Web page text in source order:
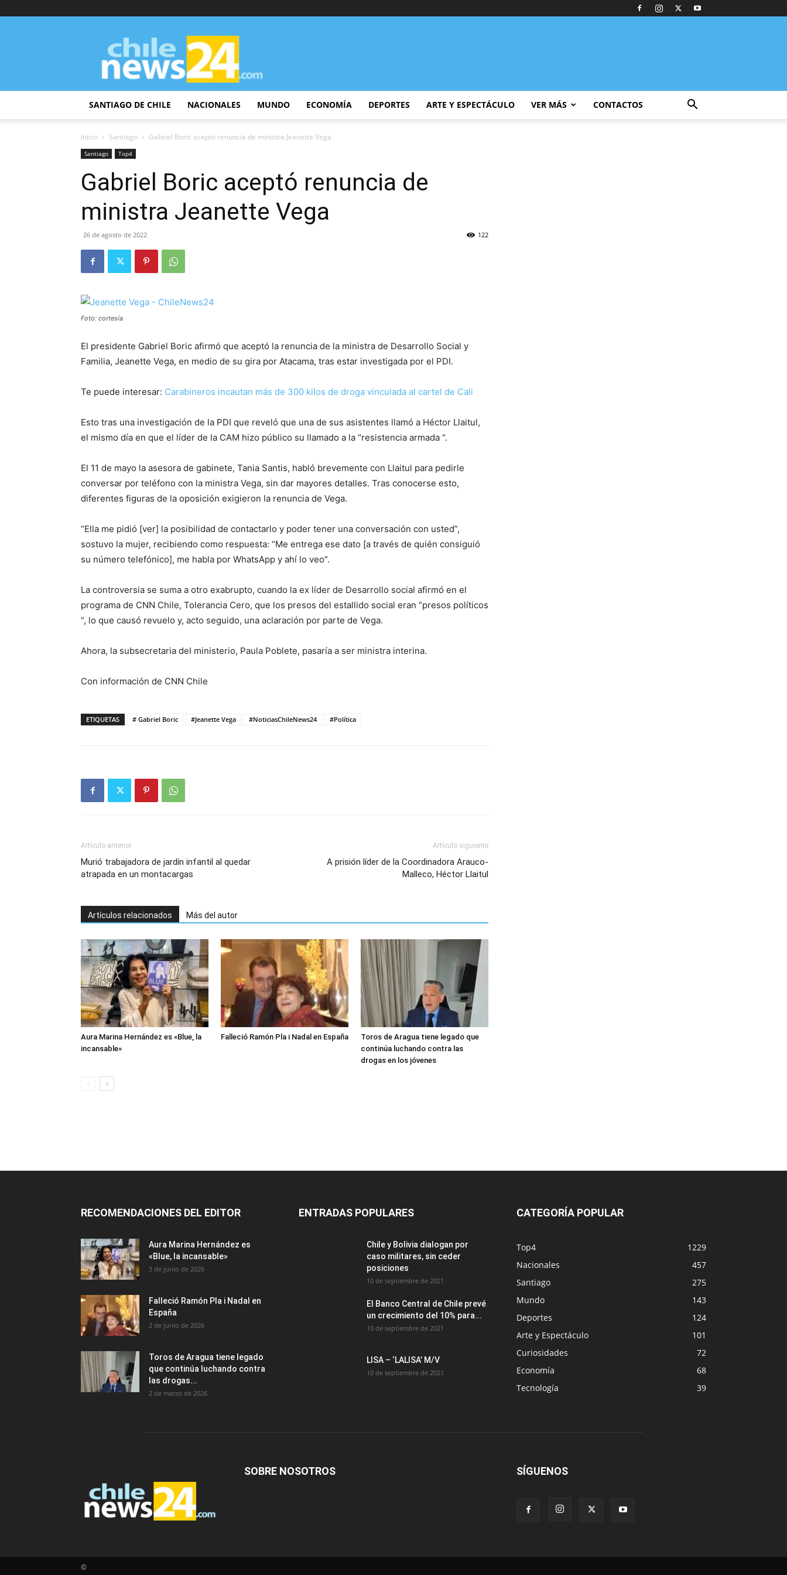
ChileNews24
SANTIAGO DE CHILE NACIONALES MUNDO ECONOMÍA DEPORTES ARTE Y ESPECTÁCULO VER MÁS CONTACTOS
Inicio Santiago Gabriel Boric aceptó renuncia de ministra Jeanette Vega
Santiago Top4
Gabriel Boric aceptó renuncia de
ministra Jeanette Vega
26 de agosto de 2022 122
Foto: cortesía
El presidente Gabriel Boric afirmó que aceptó la renuncia de la ministra de Desarrollo Social y
Familia, Jeanette Vega, en medio de su gira por Atacama, tras estar investigada por el PDI.
Te puede interesar: Carabineros incautan más de 300 kilos de droga vinculada al cartel de Cali
Esto tras una investigación de la PDI que reveló que una de sus asistentes llamó a Héctor Llaitul,
el mismo día en que el líder de la CAM hizo público su llamado a la “resistencia armada “.
El 11 de mayo la asesora de gabinete, Tania Santis, habló brevemente con Llaitul para pedirle
conversar por teléfono con la ministra Vega, sin dar mayores detalles. Tras conocerse esto,
diferentes figuras de la oposición exigieron la renuncia de Vega.
“Ella me pidió [ver] la posibilidad de contactarlo y poder tener una conversación con usted”,
sostuvo la mujer, recibiendo como respuesta: “Me entrega ese dato [a través de quién consiguió
su número telefónico], me habla por WhatsApp y ahí lo veo”.
La controversia se suma a otro exabrupto, cuando la ex líder de Desarrollo social afirmó en el
programa de CNN Chile, Tolerancia Cero, que los presos del estallido social eran “presos políticos
“, lo que causó revuelo y, acto seguido, una aclaración por parte de Vega.
Ahora, la subsecretaria del ministerio, Paula Poblete, pasaría a ser ministra interina.
Con información de CNN Chile
ETIQUETAS # Gabriel Boric #Jeanette Vega #NoticiasChileNews24 #Política
Artículo anterior
Murió trabajadora de jardín infantil al quedar
atrapada en un montacargas
Artículo siguiente
A prisión líder de la Coordinadora Arauco-
Malleco, Héctor Llaitul
Artículos relacionados Más del autor
Aura Marina Hernández es «Blue, la
incansable»
Falleció Ramón Pla i Nadal en España
Toros de Aragua tiene legado que
continúa luchando contra las
drogas en los jóvenes
RECOMENDACIONES DEL EDITOR
Aura Marina Hernández es
«Blue, la incansable»
3 de junio de 2026
Falleció Ramón Pla i Nadal en
España
2 de junio de 2026
Toros de Aragua tiene legado
que continúa luchando contra
las drogas...
2 de marzo de 2026
ENTRADAS POPULARES
Chile y Bolivia dialogan por
caso militares, sin ceder
posiciones
10 de septiembre de 2021
El Banco Central de Chile prevé
un crecimiento del 10% para...
10 de septiembre de 2021
LISA – ‘LALISA’ M/V
10 de septiembre de 2021
CATEGORÍA POPULAR
Top4
1229
Nacionales
457
Santiago
275
Mundo
143
Deportes
124
Arte y Espectáculo
101
Curiosidades
72
Economía
68
Tecnología
39
SOBRE NOSOTROS SÍGUENOS
©